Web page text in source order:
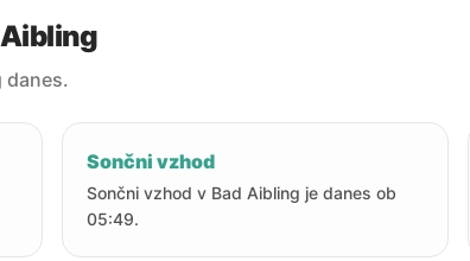
danes.
Sončni vzhod
Sončni vzhod v Bad Aibling je danes ob
05:49.